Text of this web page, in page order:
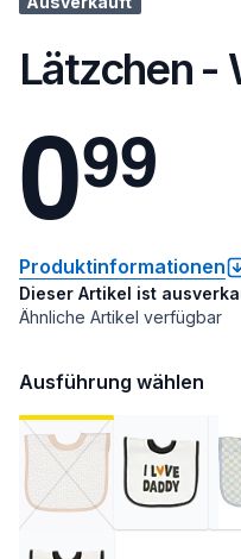
Lätzchen -
099
Produktinformationen
Dieser Artikel ist
Ähnliche Artikel verfügbar
Ausführung wählen